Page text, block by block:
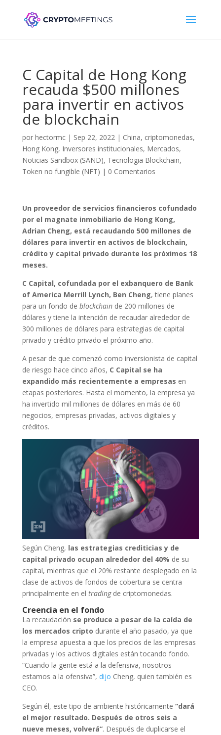
C Capital de Hong Kong
recauda $500 millones
para invertir en activos
de blockchain
por hectormc| Sep 22, 2022| China, criptomonedas,
Hong Kong, Inversores institucionales, Mercados,
Noticias Sandbox (SAND), Tecnologia Blockchain,
Token no fungible (NFT) | 0 Comentarios
Un proveedor de servicios financieros cofundado
por el magnate inmobiliario de Hong Kong,
Adrian Cheng, está recaudando 500 millones de
dólares para invertir en activos de blockchain,
crédito y capital privado durante los próximos 18
meses.
C Capital, cofundada por el exbanquero de Bank
of America Merrill Lynch, Ben Cheng, tiene planes
para un fondo de blockchainde 200 millones de
dólares y tiene la intención de recaudar alrededor de
300 millones de dólares para estrategias de capital
privado y crédito privado el próximo año.
A pesar de que comenzó como inversionista de capital
de riesgo hace cinco años, C Capital se ha
expandido más recientemente a empresas en
etapas posteriores. Hasta el momento, la empresa ya
ha invertido mil millones de dólares en más de 60
negocios, empresas privadas, activos digitales y
créditos.
Según Cheng, las estrategias crediticias y de
capital privado ocupan alrededor del 40% de su
capital, mientras que el 20% restante desplegado en la
clase de activos de fondos de cobertura se centra
principalmente en el tradingde criptomonedas.
Creencia en el fondo
La recaudación se produce a pesar de la caída de
los mercados cripto durante el año pasado, ya que
la empresa apuesta a que los precios de las empresas
privadas y los activos digitales están tocando fondo.
“Cuando la gente está a la defensiva, nosotros
estamos a la ofensiva”, dijo Cheng, quien también es
CEO.
Según él, este tipo de ambiente históricamente “dará
el mejor resultado. Después de otros seis a
nueve meses, volverá”. Después de duplicarse el